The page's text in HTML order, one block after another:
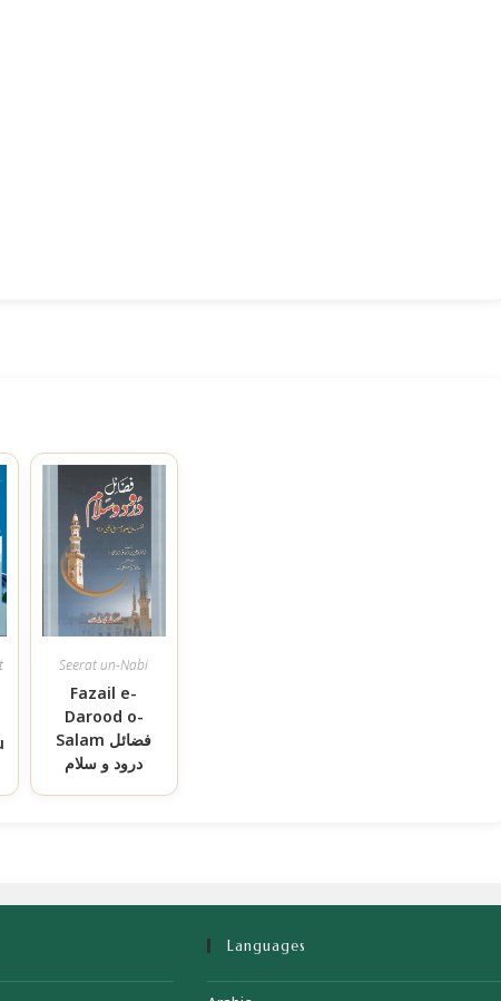
Seerat un-Nabi
Fazail e-
Darood o-
Salam فضائل
درود و سلام
Languages